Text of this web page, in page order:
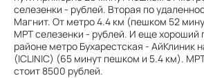
селезенки - рублей. Вторая по
Магнит. От метро 4.4 км (пешком 52
МРТ селезенки - рублей. И еще хороший
районе метро Бухарестская - АйКлиник
(ICLINIC) (65 минут пешком и 5.4 км).
стоит 8500 рублей.